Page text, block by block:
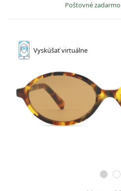
Poštovné zadarmo
Vyskúšaťvirtuálne